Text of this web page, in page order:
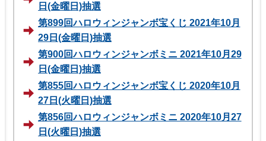
日(金曜日)抽選
第899回ハロウィンジャンボ宝くじ 2021年10月
29日(金曜日)抽選
第900回ハロウィンジャンボミニ 2021年10月29
日(金曜日)抽選
第855回ハロウィンジャンボ宝くじ 2020年10月
27日(火曜日)抽選
第856回ハロウィンジャンボミニ 2020年10月27
日(火曜日)抽選